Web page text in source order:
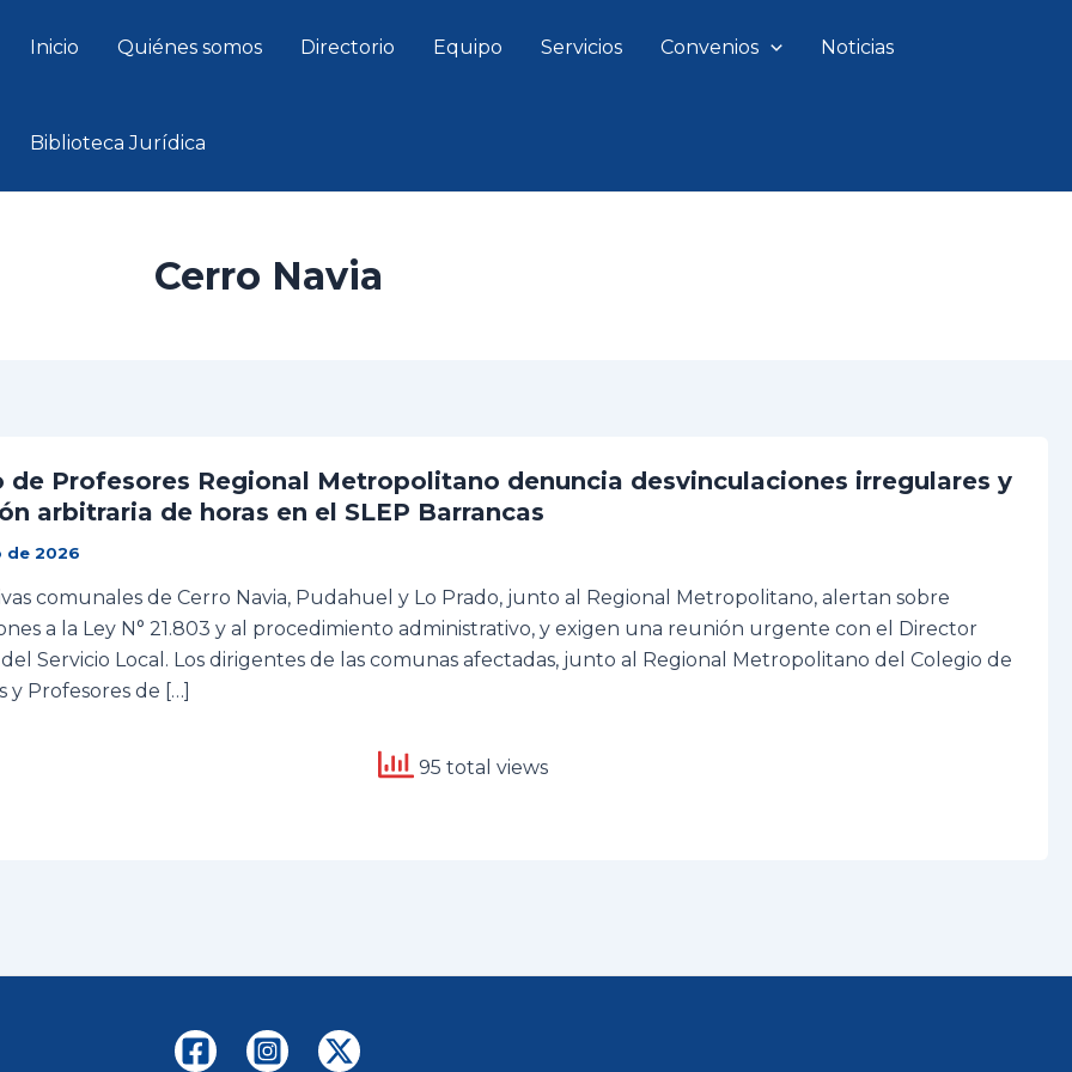
Inicio Quiénes somos Directorio Equipo Servicios Convenios Noticias
Biblioteca Jurídica
Cerro Navia
de Profesores Regional Metropolitano denuncia desvinculaciones irregulares y
arbitraria de horas en el SLEP Barrancas
de 2026
comunales de Cerro Navia, Pudahuel y Lo Prado, junto al Regional Metropolitano, alertan sobre
a la Ley N° 21.803 y al procedimiento administrativo, y exigen una reunión urgente con el Director
Servicio Local. Los dirigentes de las comunas afectadas, junto al Regional Metropolitano del Colegio de
y Profesores de […]
95 total views